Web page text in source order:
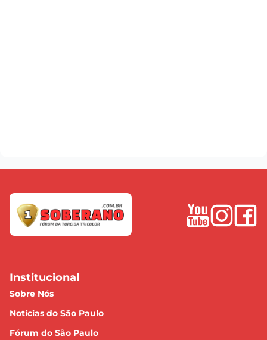
Institucional
Sobre Nós
Notícias do São Paulo
Fórum do São Paulo